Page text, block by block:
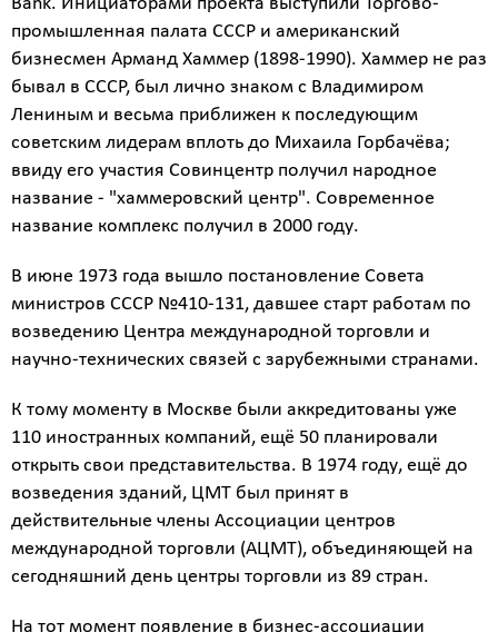
промышленная палата СССР и американский
бизнесмен Арманд Хаммер (1898-1990). Хаммер не раз
бывал в СССР, был лично знаком с Владимиром
Лениным и весьма приближен к последующим
советским лидерам вплоть до Михаила Горбачёва;
ввиду его участия Совинцентр получил народное
название - "хаммеровский центр". Современное
название комплекс получил в 2000 году.
В июне 1973 года вышло постановление Совета
министров СССР №410-131, давшее старт работам по
возведению Центра международной торговли и
научно-технических связей с зарубежными странами.
К тому моменту в Москве были аккредитованы уже
110 иностранных компаний, ещё 50 планировали
открыть свои представительства. В 1974 году, ещё до
возведения зданий, ЦМТ был принят в
действительные члены Ассоциации центров
международной торговли (АЦМТ), объединяющей на
сегодняшний день центры торговли из 89 стран.
На тот момент появление в бизнес-ассоциации